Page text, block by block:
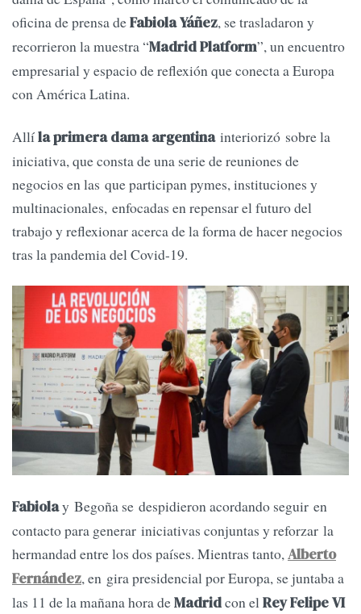
oficina de prensa deFabiola Yáñez, se trasladaron y
recorrieron la muestra “Madrid Platform”, un encuentro
empresarial y espacio de reflexión que conecta a Europa
con América Latina.
Allíla primera dama argentinainteriorizó sobre la
iniciativa, que consta de una serie de reuniones de
negocios en las que participan pymes, instituciones y
multinacionales, enfocadas en repensar el futuro del
trabajo y reflexionar acerca de la forma de hacer negocios
tras la pandemia del Covid-19.
Fabiolay Begoña se despidieron acordando seguir en
contacto para generar iniciativas conjuntas y reforzar la
hermandad entre los dos países. Mientras tanto,Alberto
Fernández, en gira presidencial por Europa, se juntaba a
las 11 de la mañana hora deMadridcon elRey Felipe VI